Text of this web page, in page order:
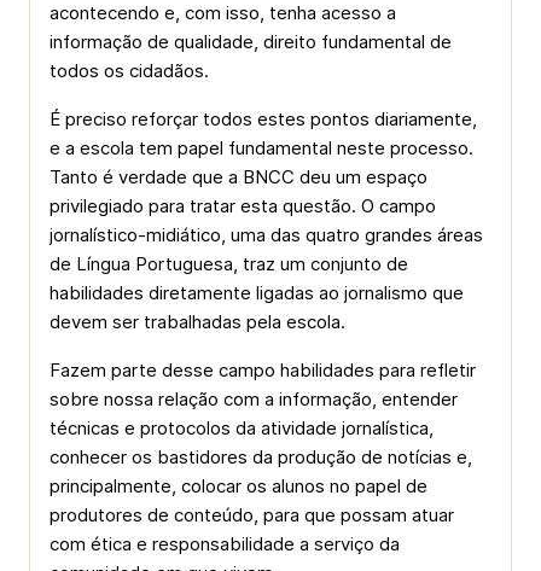
acontecendo e, com isso, tenha acesso a
informação de qualidade, direito fundamental de
todos os cidadãos.
É preciso reforçar todos estes pontos diariamente,
e a escola tem papel fundamental neste processo.
Tanto é verdade que a BNCC deu um espaço
privilegiado para tratar esta questão. O campo
jornalístico-midiático, uma das quatro grandes áreas
de Língua Portuguesa, traz um conjunto de
habilidades diretamente ligadas ao jornalismo que
devem ser trabalhadas pela escola.
Fazem parte desse campo habilidades para refletir
sobre nossa relação com a informação, entender
técnicas e protocolos da atividade jornalística,
conhecer os bastidores da produção de notícias e,
principalmente, colocar os alunos no papel de
produtores de conteúdo, para que possam atuar
com ética e responsabilidade a serviço da